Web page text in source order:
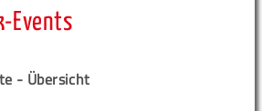
Events
- Übersicht